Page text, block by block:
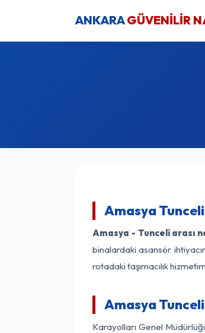
ANKARAGÜVENİLİR
Amasya
Amasya - Tunceli arası
binalardaki asansör
rotadaki taşımacılık
Amasya Tunceli
Karayolları Genel